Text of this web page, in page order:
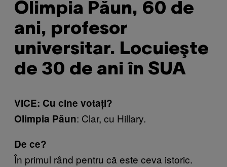
Olimpia Păun, 60 de
ani, profesor
universitar. Locuieşte
de 30 de ani în SUA
VICE: Cu cine votați?
Olimpia Păun: Clar, cu Hillary.
De ce?
În primul rând pentru că este ceva istoric.